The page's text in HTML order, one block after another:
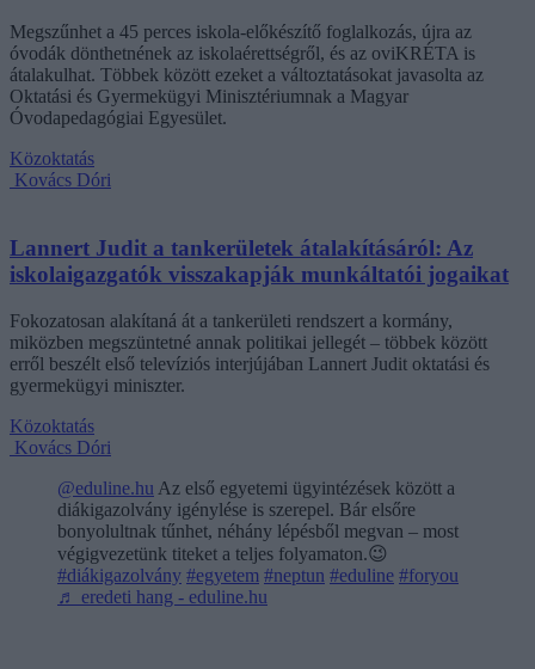
Megszűnhet a 45 perces iskola-előkészítő foglalkozás, újra az
óvodák dönthetnének az iskolaérettségről, és az oviKRÉTA is
átalakulhat. Többek között ezeket a változtatásokat javasolta az
Oktatási és Gyermekügyi Minisztériumnak a Magyar
Óvodapedagógiai Egyesület.
Közoktatás
Kovács Dóri
Lannert Judit a tankerületek átalakításáról: Az
iskolaigazgatók visszakapják munkáltatói jogaikat
Fokozatosan alakítaná át a tankerületi rendszert a kormány,
miközben megszüntetné annak politikai jellegét – többek között
erről beszélt első televíziós interjújában Lannert Judit oktatási és
gyermekügyi miniszter.
Közoktatás
Kovács Dóri
@eduline.hu Az első egyetemi ügyintézések között a
diákigazolvány igénylése is szerepel. Bár elsőre
bonyolultnak tűnhet, néhány lépésből megvan – most
végigvezetünk titeket a teljes folyamaton.😉
#diákigazolvány #egyetem #neptun #eduline #foryou
♬ eredeti hang - eduline.hu